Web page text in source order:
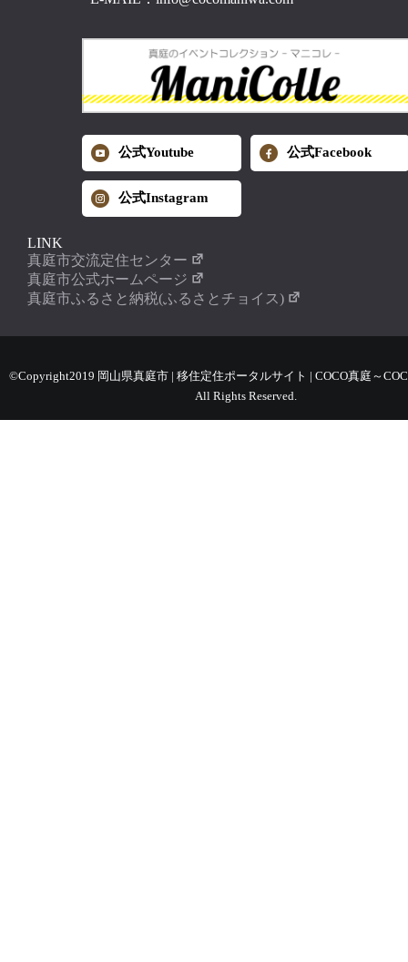
公式Youtube 公式Facebook
公式Instagram
LINK
真庭市交流定住センター
真庭市公式ホームページ
真庭市ふるさと納税(ふるさとチョイス)
©Copyright2019 岡山県真庭市 | 移住定住ポータルサイト | COCO真庭～
All Rights Reserved.